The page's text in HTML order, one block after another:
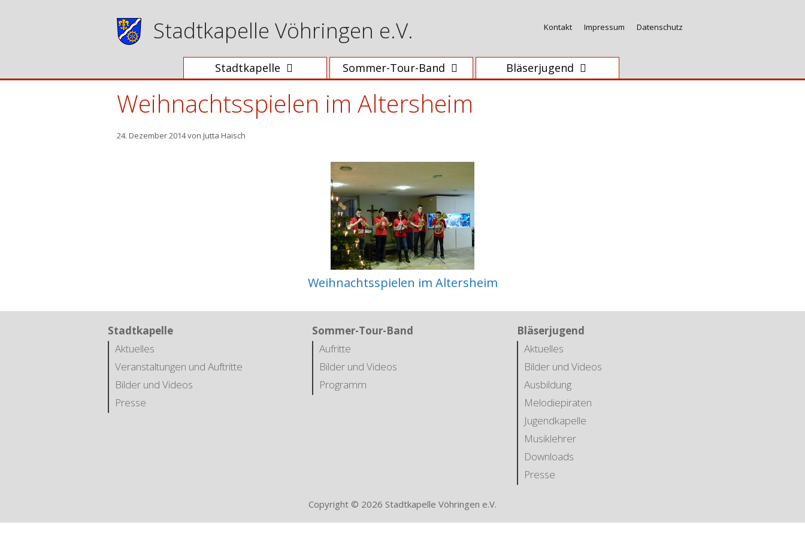
Kontakt Impressum Datenschutz
Stadtkapelle Vöhringen e.V.
Stadtkapelle Sommer-Tour-Band Bläserjugend
Weihnachtsspielen im Altersheim
24. Dezember 2014von Jutta Haisch
Weihnachtsspielen im Altersheim
Stadtkapelle
Aktuelles
Veranstaltungen und Auftritte
Bilder und Videos
Presse
Sommer-Tour-Band
Aufritte
Bilder und Videos
Programm
Bläserjugend
Aktuelles
Bilder und Videos
Ausbildung
Melodiepiraten
Jugendkapelle
Musiklehrer
Downloads
Presse
Copyright © 2026 Stadtkapelle Vöhringen e.V.